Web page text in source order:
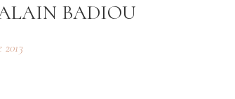
BADIOU